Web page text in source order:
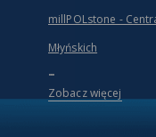
millPOLstone -
Młyńskich
...
Zobacz więcej